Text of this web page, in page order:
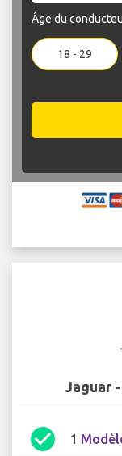
Âge du
18 - 29
Jaguar
check_circle 1